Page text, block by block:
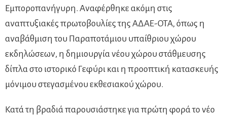
Εμποροπανήγυρη. Αναφέρθηκε ακόμη στις
αναπτυξιακές πρωτοβουλίες της ΑΔΑΕ-ΟΤΑ, όπως η
αναβάθμιση του Παραποτάμιου υπαίθριου χώρου
εκδηλώσεων, η δημιουργία νέου χώρου στάθμευσης
δίπλα στο ιστορικό Γεφύρι και η προοπτική κατασκευής
μόνιμου στεγασμένου εκθεσιακού χώρου.
Κατά τη βραδιά παρουσιάστηκε για πρώτη φορά το νέο